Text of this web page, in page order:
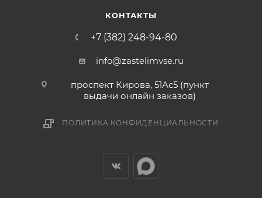
КОНТАКТЫ
+7 (382) 248-94-80
info@zastelimvse.ru
проспект Кирова, 51Ас5 (пункт
выдачи онлайн заказов)
ПОЛИТИКА КОНФИДЕНЦИАЛЬНОСТИ